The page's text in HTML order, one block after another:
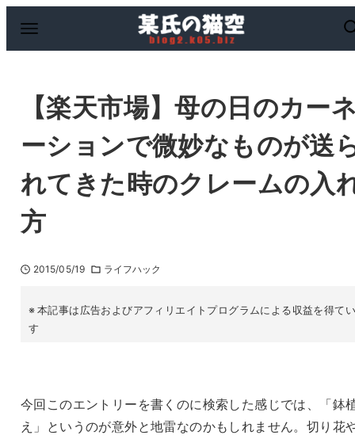
【楽天市場】母の日のカー
ーションで微妙なものが送
れてきた時のクレームの入
方
2015/05/19 ライフハック
本記事は広告およびアフィリエイトプログラムによる収益を得て
す
今回このエントリーを書くのに検索した感じでは、「鉢
え」というのが意外と地雷なのかもしれません。切り花